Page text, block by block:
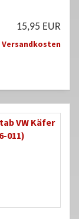
15,95 EUR
Versandkosten